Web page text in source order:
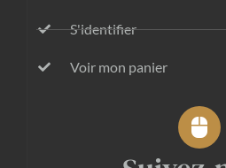
S'identifier
Voir mon panier